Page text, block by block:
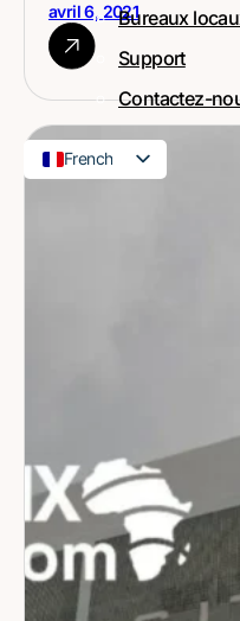
Bureaux
Support
Contactez-
French
avril 6, 2021